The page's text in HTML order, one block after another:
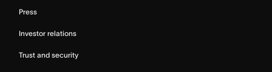
Press
Investor relations
Trust and security